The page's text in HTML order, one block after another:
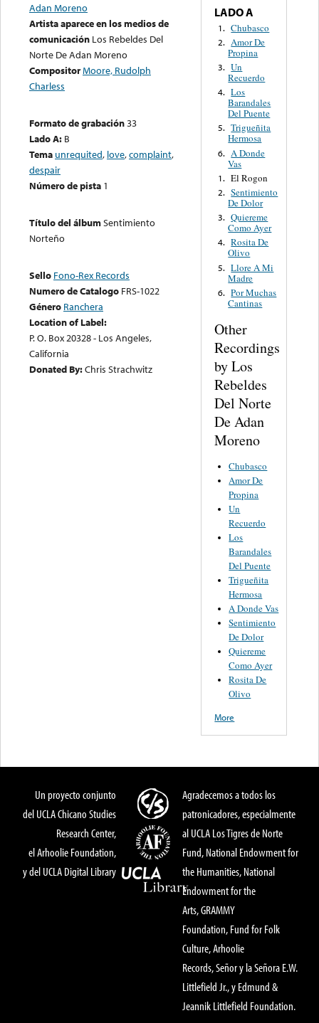
Adan Moreno
Artista aparece en los medios de
comunicación Los Rebeldes Del
Norte De Adan Moreno
CompositorMoore, Rudolph
Charless
Formato de grabación33
Lado A: B
Tema unrequited, love,complaint,
despair
Número de pista 1
Título del álbumSentimiento
Norteño
Sello Fono-Rex Records
Numero de Catalogo FRS-1022
Género Ranchera
Location of Label:
P. O. Box 20328 - Los Angeles,
California
Donated By:Chris Strachwitz
LADO A
1. Chubasco
2. Amor De
Propina
3. Un
Recuerdo
4. Los
Barandales
Del Puente
5. Trigueñita
Hermosa
6. A Donde
Vas
1. El Rogon
2. Sentimiento
De Dolor
3. Quiereme
Como Ayer
4. Rosita De
Olivo
5. Llore A Mi
Madre
6. Por Muchas
Cantinas
Other
Recordings
by Los
Rebeldes
Del Norte
De Adan
Moreno
Chubasco
Amor De
Propina
Un
Recuerdo
Los
Barandales
Del Puente
Trigueñita
Hermosa
A Donde Vas
Sentimiento
De Dolor
Quiereme
Como Ayer
Rosita De
Olivo
More
Un proyecto conjunto
del UCLA Chicano Studies
Research Center,
el Arhoolie Foundation,
y del UCLA Digital Library
Agradecemos a todos los
patronicadores, especialmente
al UCLA Los Tigres de Norte
Fund, National Endowment for
the Humanities, National
Endowment for the
Arts, GRAMMY
Foundation, Fund for Folk
Culture, Arhoolie
Records, Señor y la Señora E.W.
Littlefield Jr., y Edmund &
Jeannik Littlefield Foundation.